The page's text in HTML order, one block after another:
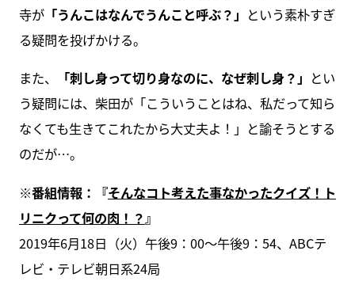
寺が「うんこはなんでうんこと呼ぶ？」 という素朴すぎ
る疑問を投げかける。
また、 「刺し身って切り身なのに、なぜ刺し身？」 とい
う疑問には、柴田が「こういうことはね、私だって知ら
なくても生きてこれたから大丈夫よ！」と諭そうとする
のだが…。
※番組情報：『そんなコト考えた事なかったクイズ！ト
リニクって何の肉！？ 』
2019年6月18日（火）午後9：00～午後9：54、ABCテ
レビ・テレビ朝日系24局